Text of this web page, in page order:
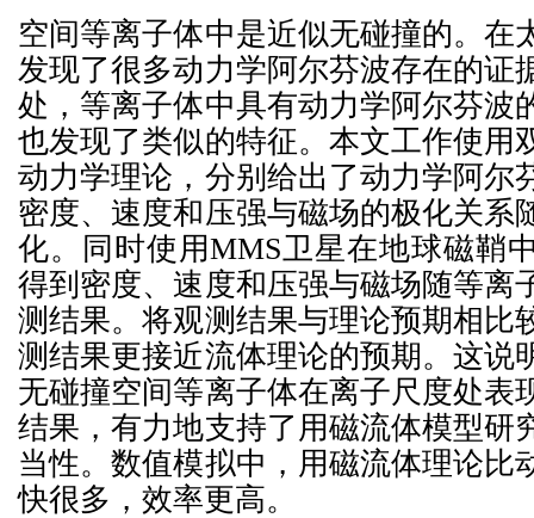
空间等离子体中是近似无碰撞的。在
发现了很多动力学阿尔芬波存在的证
处，等离子体中具有动力学阿尔芬波
也发现了类似的特征。本文工作使用
动力学理论，分别给出了动力学阿尔
密度、速度和压强与磁场的极化关系
化。同时使用MMS卫星在地球磁鞘
得到密度、速度和压强与磁场随等离
测结果。将观测结果与理论预期相比
测结果更接近流体理论的预期。这说
无碰撞空间等离子体在离子尺度处表
结果，有力地支持了用磁流体模型研
当性。数值模拟中，用磁流体理论比
快很多，效率更高。